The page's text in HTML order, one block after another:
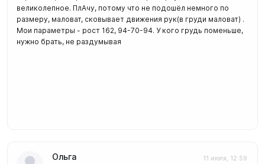
великолепное. ПлАчу, потому что не подошёл немного по
размеру, маловат, сковывает движения рук(в груди маловат) .
Мои параметры - рост 162, 94-70-94. У кого грудь поменьше,
нужно брать, не раздумывая
Ольга 11 июля, 12:59